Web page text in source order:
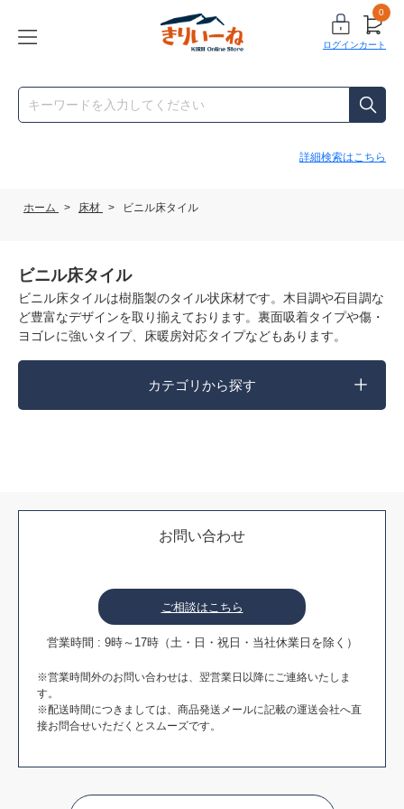
ログイン
0
カート
詳細検索はこちら
ホーム > 床材 > ビニル床タイル
ビニル床タイル
ビニル床タイルは樹脂製のタイル状床材です。木目調や石目調な
ど豊富なデザインを取り揃えております。裏面吸着タイプや傷・
ヨゴレに強いタイプ、床暖房対応タイプなどもあります。
カテゴリから探す
お問い合わせ
ご相談はこちら
営業時間 : 9時～17時（土・日・祝日・当社休業日を除く）
※営業時間外のお問い合わせは、翌営業日以降にご連絡いたしま
す。
※配送時間につきましては、商品発送メールに記載の運送会社へ直
接お問合せいただくとスムーズです。